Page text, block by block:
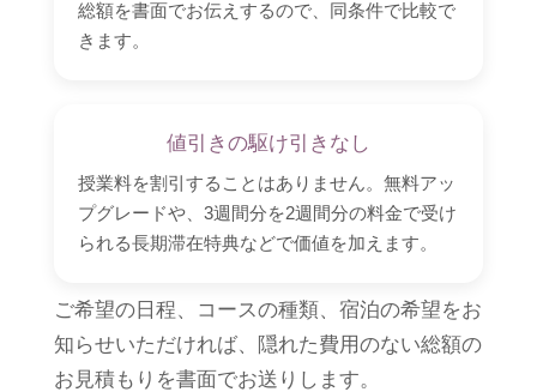
総額を書面でお伝えするので、同条件で比較で
きます。
値引きの駆け引きなし
授業料を割引することはありません。無料アッ
プグレードや、3週間分を2週間分の料金で受け
られる長期滞在特典などで価値を加えます。
ご希望の日程、コースの種類、宿泊の希望をお
知らせいただければ、隠れた費用のない総額の
お見積もりを書面でお送りします。